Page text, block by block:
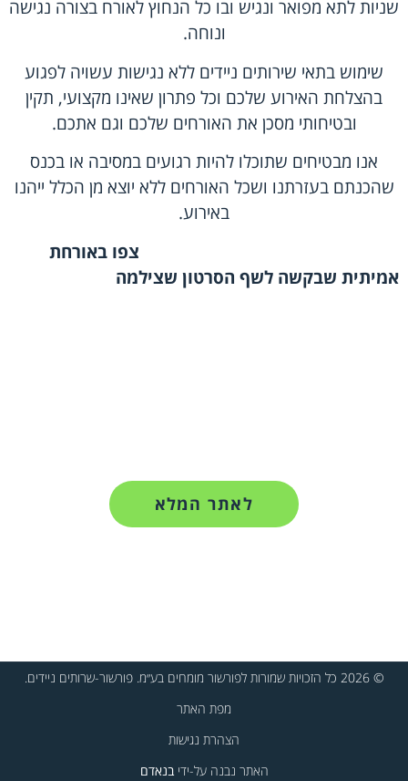
שניות לתא מפואר ונגיש ובו כל הנחוץ לאורח בצורה נגישה
ונוחה.
שימוש בתאי שירותים ניידים ללא נגישות עשויה לפגוע
בהצלחת האירוע שלכם וכל פתרון שאינו מקצועי, תקין
ובטיחותי מסכן את האורחים שלכם וגם אתכם.
אנו מבטיחים שתוכלו להיות רגועים במסיבה או בכנס
שהכנתם בעזרתנו ושכל האורחים ללא יוצא מן הכלל ייהנו
באירוע.
צפו באורחת
אמיתית שבקשה לשף הסרטון שצילמה
לאתר המלא
© 2026 כל הזכויות שמורות לפורשור מומחים בע״מ. פורשור-שרותים ניידים.
מפת האתר
הצהרת נגישות
האתר נבנה על-ידיבנאדם